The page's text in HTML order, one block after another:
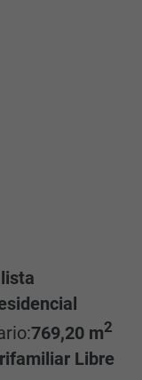
769,20 m2
Libre